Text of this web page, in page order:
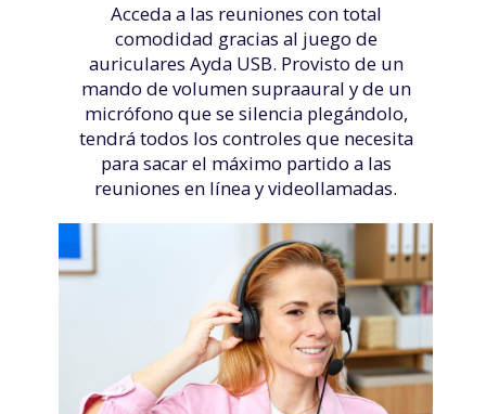
Acceda a las reuniones con total
comodidad gracias al juego de
auriculares Ayda USB. Provisto de un
mando de volumen supraaural y de un
micrófono que se silencia plegándolo,
tendrá todos los controles que necesita
para sacar el máximo partido a las
reuniones en línea y videollamadas.